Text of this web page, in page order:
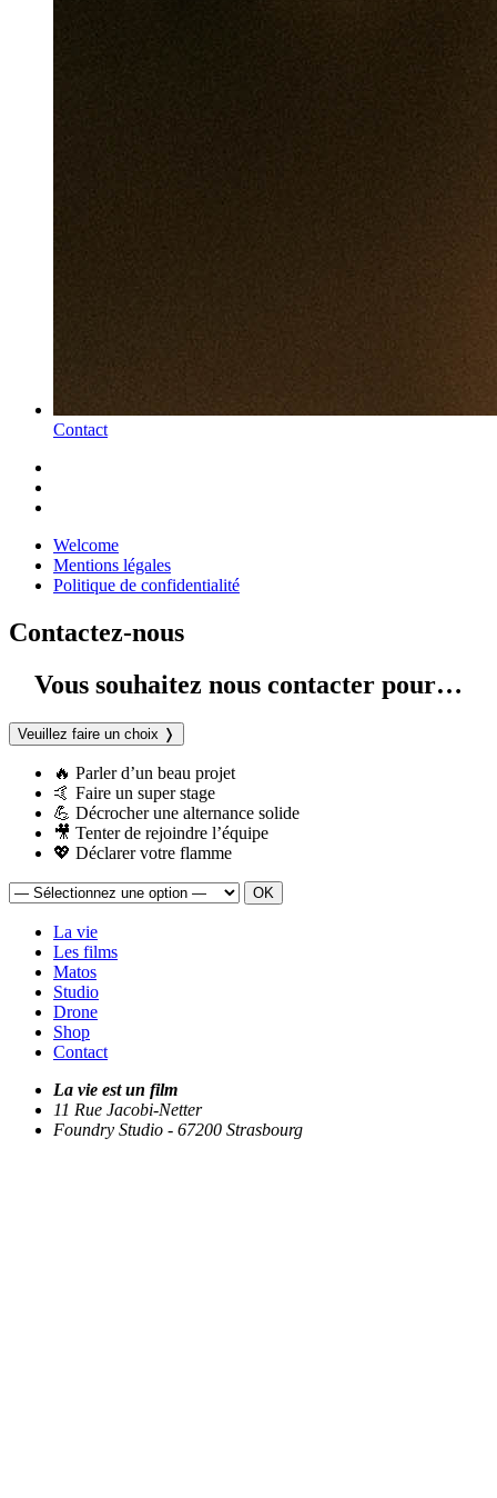
Contact
Welcome
Mentions légales
Politique de confidentialité
Contactez-nous
Vous souhaitez nous contacter pour…
Veuillez faire un choix ❭
🔥 Parler d’un beau projet
🤙 Faire un super stage
💪 Décrocher une alternance solide
🎥 Tenter de rejoindre l’équipe
💖 Déclarer votre flamme
OK
La vie
Les films
Matos
Studio
Drone
Shop
Contact
La vie est un film
11 Rue Jacobi-Netter
Foundry Studio - 67200 Strasbourg